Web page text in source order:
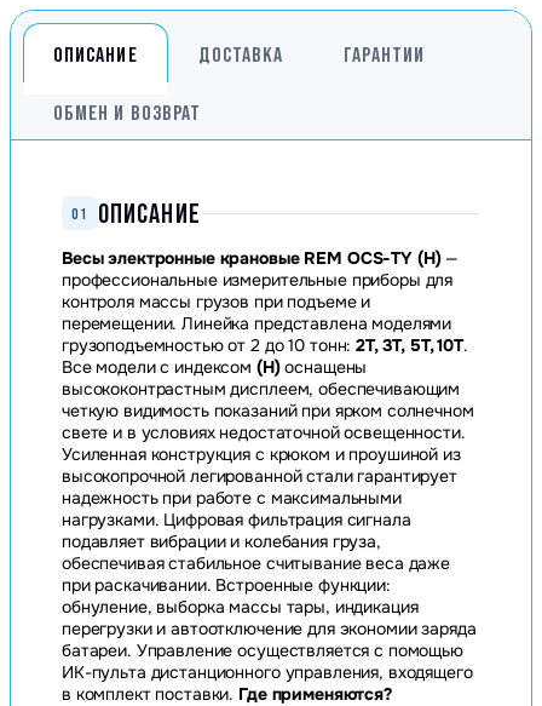
ОПИСАНИЕ ДОСТАВКА ГАРАНТИИ
ОБМЕН И ВОЗВРАТ
01 ОПИСАНИЕ
Весы электронные крановые REM OCS-TY (H)—
профессиональные измерительные приборы для
контроля массы грузов при подъеме и
перемещении. Линейка представлена моделями
грузоподъемностью от 2 до 10 тонн:2T, 3T, 5T, 10T.
Все модели с индексом (H)оснащены
высококонтрастным дисплеем, обеспечивающим
четкую видимость показаний при ярком солнечном
свете и в условиях недостаточной освещенности.
Усиленная конструкция с крюком и проушиной из
высокопрочной легированной стали гарантирует
надежность при работе с максимальными
нагрузками. Цифровая фильтрация сигнала
подавляет вибрации и колебания груза,
обеспечивая стабильное считывание веса даже
при раскачивании. Встроенные функции:
обнуление, выборка массы тары, индикация
перегрузки и автоотключение для экономии заряда
батареи. Управление осуществляется с помощью
ИК-пульта дистанционного управления, входящего
в комплект поставки. Где применяются?